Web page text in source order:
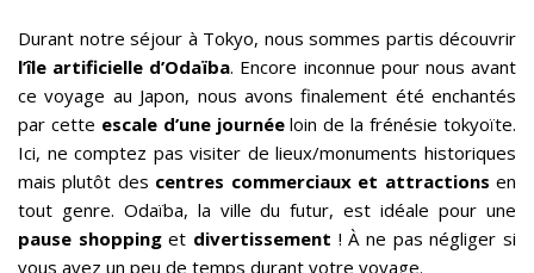
Durant notre séjour à Tokyo, nous sommes partis découvrir
l’île artificielle d’Odaïba. Encore inconnue pour nous avant
ce voyage au Japon, nous avons finalement été enchantés
par cette escale d’une journéeloin de la frénésie tokyoïte.
Ici, ne comptez pas visiter de lieux/monuments historiques
mais plutôt des centres commerciaux et attractions en
tout genre. Odaïba, la ville du futur, est idéale pour une
pause shoppinget divertissement ! À ne pas négliger si
vous avez un peu de temps durant votre voyage.